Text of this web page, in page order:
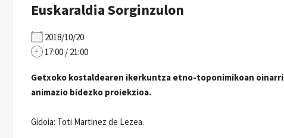
Euskaraldia Sorginzulon
2018/10/20
17:00 / 21:00
Getxoko kostaldearen ikerkuntza etno-toponimikoan
animazio bidezko proiekzioa.
Gidoia: Toti Martinez de Lezea.